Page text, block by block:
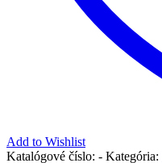
Add to Wishlist
Katalógové číslo: - Kategória: